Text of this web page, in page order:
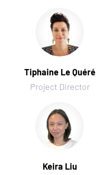
Tiphaine Le Quéré
Project Director
Keira Liu